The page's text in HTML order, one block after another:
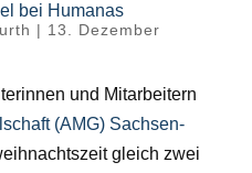
bei Humanas
| 13. Dezember
und Mitarbeitern
(AMG) Sachsen-
gleich zwei